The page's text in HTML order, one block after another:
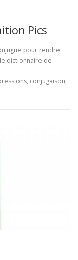
Pics
pour rendre
dictionnaire de
conjugaison,